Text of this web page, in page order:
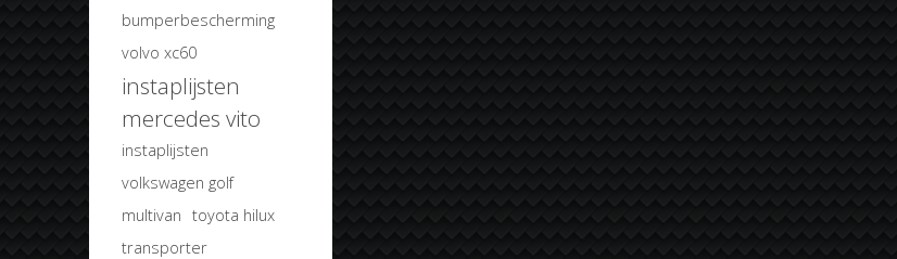
bumperbescherming
volvo xc60
instaplijsten
mercedes vito
instaplijsten
volkswagen golf
multivan toyota hilux
transporter